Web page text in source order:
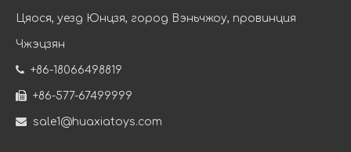
Цяося, уезд Юнцзя, город Вэньчжоу, провинция
Чжэцзян
 +86-18066498819
 +86-577-67499999
 sale1@huaxiatoys.com